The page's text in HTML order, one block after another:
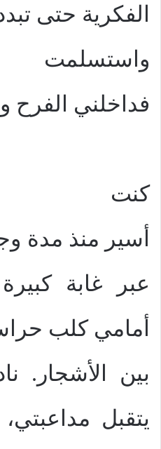
الفكرية حتى
واستسلمت
فداخلني الفرح
كنت
أسير منذ مدة
عبر غابة
أمامي كلب
بين الأشجار.
يتقبل